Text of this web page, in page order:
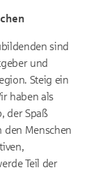
sind
und
Steig ein
haben als
der Spaß
Menschen
Teil der